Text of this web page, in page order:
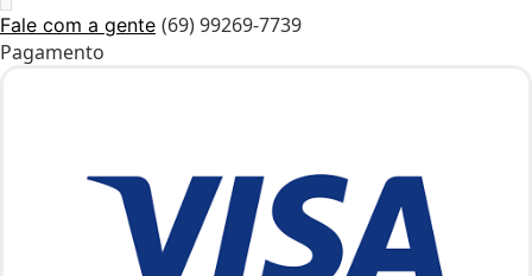
Fale com a gente (69) 99269-7739
Pagamento